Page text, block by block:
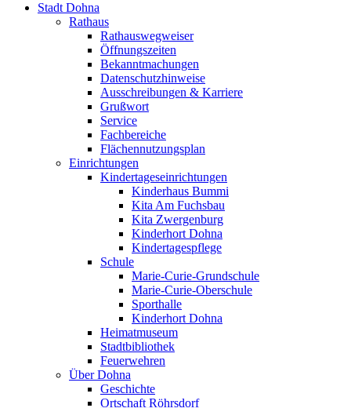
Stadt Dohna
Rathaus
Rathauswegweiser
Öffnungszeiten
Bekanntmachungen
Datenschutzhinweise
Ausschreibungen & Karriere
Grußwort
Service
Fachbereiche
Flächennutzungsplan
Einrichtungen
Kindertageseinrichtungen
Kinderhaus Bummi
Kita Am Fuchsbau
Kita Zwergenburg
Kinderhort Dohna
Kindertagespflege
Schule
Marie-Curie-Grundschule
Marie-Curie-Oberschule
Sporthalle
Kinderhort Dohna
Heimatmuseum
Stadtbibliothek
Feuerwehren
Über Dohna
Geschichte
Ortschaft Röhrsdorf